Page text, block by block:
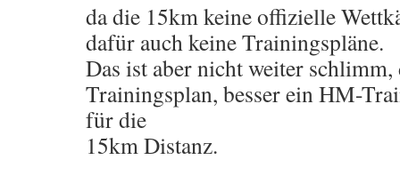
da die 15km keine offizielle
dafür auch keine Trainingspläne.
Das ist aber nicht weiter
Trainingsplan, besser ein HM-
für die
15km Distanz.